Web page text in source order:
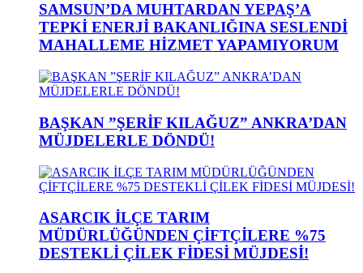
SAMSUN’DA MUHTARDAN YEPAŞ’A
TEPKİ ENERJİ BAKANLIĞINA SESLENDİ
MAHALLEME HİZMET YAPAMIYORUM
BAŞKAN ”ŞERİF KILAĞUZ” ANKRA’DAN
MÜJDELERLE DÖNDÜ!
ASARCIK İLÇE TARIM
MÜDÜRLÜĞÜNDEN ÇİFTÇİLERE %75
DESTEKLİ ÇİLEK FİDESİ MÜJDESİ!